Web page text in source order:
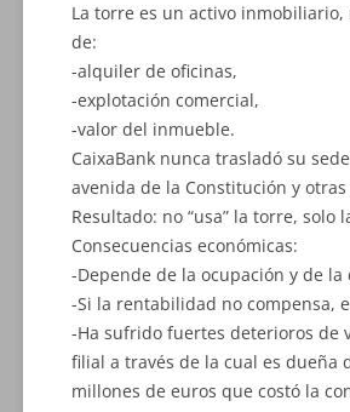
La torre es un activo
de:
-alquiler de oficinas,
-explotación comercial,
-valor del inmueble.
CaixaBank nunca trasladó su
avenida de la Constitución y
Resultado: no “usa” la torre, solo
Consecuencias económicas:
-Depende de la ocupación y de
-Si la rentabilidad no compensa,
-Ha sufrido fuertes deterioros de
filial a través de la cual es dueña
millones de euros que costó la